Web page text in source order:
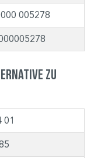
005278
zu
01